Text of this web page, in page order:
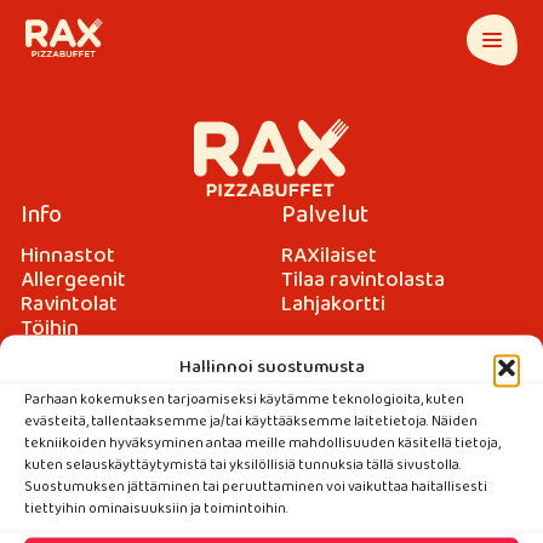
Hallinnoi suostumusta
Parhaan kokemuksen tarjoamiseksi käytämme teknologioita, kuten
evästeitä, tallentaaksemme ja/tai käyttääksemme laitetietoja. Näiden
tekniikoiden hyväksyminen antaa meille mahdollisuuden käsitellä tietoja,
kuten selauskäyttäytymistä tai yksilöllisiä tunnuksia tällä sivustolla.
Suostumuksen jättäminen tai peruuttaminen voi vaikuttaa haitallisesti
tiettyihin ominaisuuksiin ja toimintoihin.
Info
Hinnastot
Allergeenit
Ravintolat
Töihin
Palvelut
RAXilaiset
Tilaa ravintolasta
Lahjakortti
Ota yhteyttä
Palaute
Medialle
Yhteystiedot